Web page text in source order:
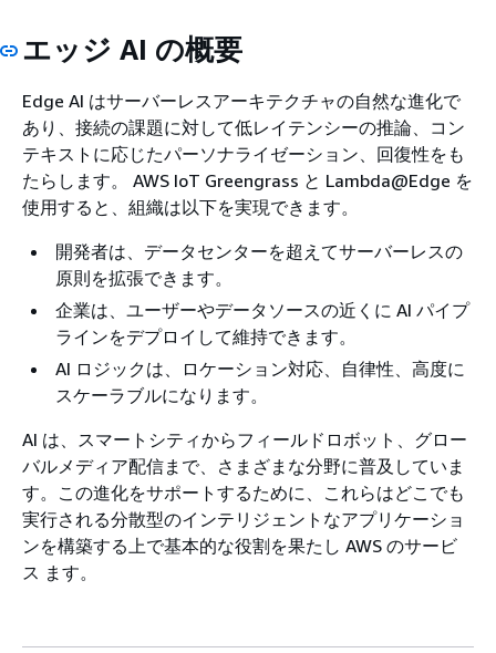
エッジ AI の概要
Edge AI はサーバーレスアーキテクチャの自然な進化で
あり、接続の課題に対して低レイテンシーの推論、コン
テキストに応じたパーソナライゼーション、回復性をも
たらします。 AWS IoT Greengrass と Lambda@Edge を
使用すると、組織は以下を実現できます。
開発者は、データセンターを超えてサーバーレスの
原則を拡張できます。
企業は、ユーザーやデータソースの近くに AI パイプ
ラインをデプロイして維持できます。
AI ロジックは、ロケーション対応、自律性、高度に
スケーラブルになります。
AI は、スマートシティからフィールドロボット、グロー
バルメディア配信まで、さまざまな分野に普及していま
す。この進化をサポートするために、これらはどこでも
実行される分散型のインテリジェントなアプリケーショ
ンを構築する上で基本的な役割を果たし AWS のサービ
ス ます。